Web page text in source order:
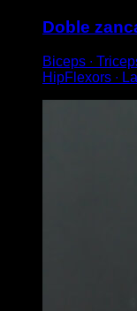
Doble
Biceps ∙
HipFlexors ∙